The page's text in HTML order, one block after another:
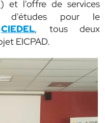
) et l'offre de services
d'études pour le
CIEDEL, tous deux
EICPAD.